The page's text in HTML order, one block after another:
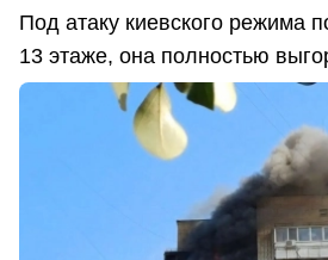
Под атаку киевского режима
13 этаже, она полностью